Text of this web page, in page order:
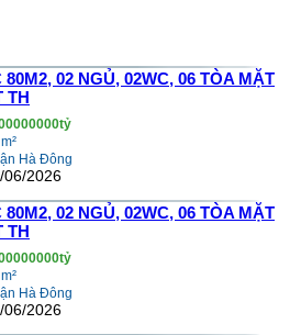
02 NGỦ, 02WC, 06 TÒA MẶT
TH
Hà Đông
06/2026
02 NGỦ, 02WC, 06 TÒA MẶT
TH
Hà Đông
06/2026